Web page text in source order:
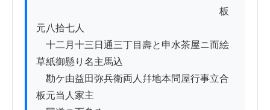
板
元八拾七人
十二月十三日通三丁目壽と申水茶屋ニ而絵
草紙御懸り名主馬込
勘ケ由益田弥兵衛両人幷地本問屋行事立合
板元当人家主